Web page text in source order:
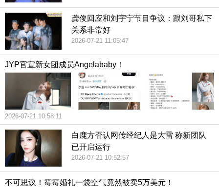
龚俊回应和刘宇宁节目争议：跟刘哥私下
关系非常好
2026-07-21 11:05:47
JYP官宣新女团成员Angelababy！
2026-07-21 10:58:11
白鹿方否认网传经纪人是大雷 称新团队
已开启运行
2026-07-21 10:52:57
不可思议！霉霉婚礼一袋空气竟然被卖5万美元！